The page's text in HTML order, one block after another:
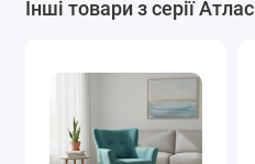
Інші товари з серії Атлас